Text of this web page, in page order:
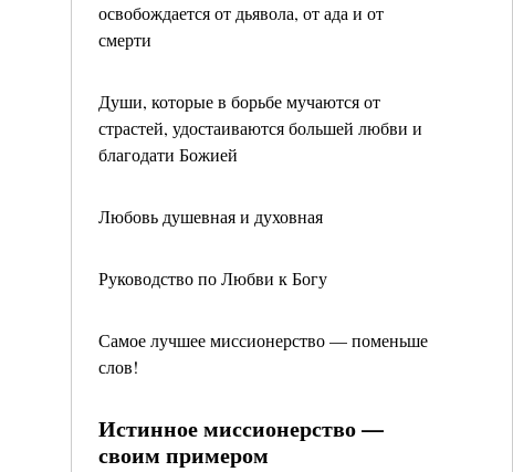
освобождается от дьявола, от ада и от
смерти
Души, которые в борьбе мучаются от
страстей, удостаиваются большей любви и
благодати Божией
Любовь душевная и духовная
Руководство по Любви к Богу
Самое лучшее миссионерство — поменьше
слов!
Истинное миссионерство —
своим примером